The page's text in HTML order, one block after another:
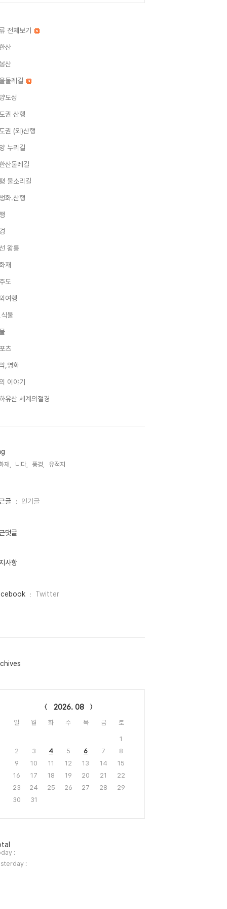
전체보기
산
산
둘레길
도성
권 산행
권 (외)산행
누리길
산둘레길
물소리길
화.산행
왕릉
재
도
여행
물
츠
,영화
이야기
유산 세계의절경
재, 니다, 풍경, 유적지,
글 인기글
댓글
사항
Twitter
2026. 08
일 월 화 수 목 금 토
1
2
3 4 5 6 7
8
9
10 11 12 13 14
15
16
17 18 19 20 21
22
23
24 25 26 27 28
29
30
31
:
: